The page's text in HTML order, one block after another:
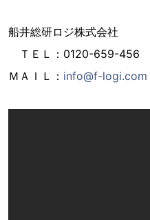
船井総研ロジ株式会社
ＴＥＬ：0120-659-456
ＭＡＩＬ： info@f-logi.com